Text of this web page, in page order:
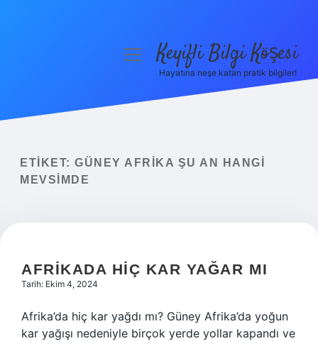
Yasal Uyarı
menüyüKeyifli Bilgi Köşesi
Hayatına neşe katan pratik bilgiler!
ETIKET: GÜNEY AFRIKA ŞU AN HANGI
MEVSIMDE
AFRIKADA HIÇ KAR YAĞAR MI
Tarih: Ekim 4, 2024
Afrika’da hiç kar yağdı mı? Güney Afrika’da yoğun
kar yağışı nedeniyle birçok yerde yollar kapandı ve